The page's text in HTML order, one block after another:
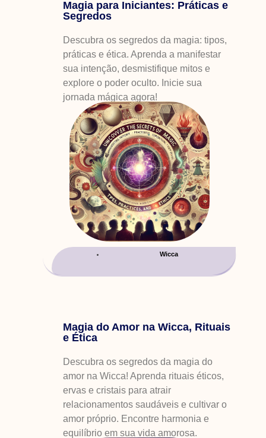
Magia para Iniciantes: Práticas e
Segredos
Descubra os segredos da magia: tipos,
práticas e ética. Aprenda a manifestar
sua intenção, desmistifique mitos e
explore o poder oculto. Inicie sua
jornada mágica agora!
Wicca
Magia do Amor na Wicca, Rituais
e Ética
Descubra os segredos da magia do
amor na Wicca! Aprenda rituais éticos,
ervas e cristais para atrair
relacionamentos saudáveis e cultivar o
amor próprio. Encontre harmonia e
equilíbrio em sua vida amorosa.